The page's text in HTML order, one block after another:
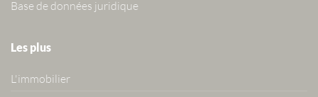
Base de données juridique
Les plus
L'immobilier